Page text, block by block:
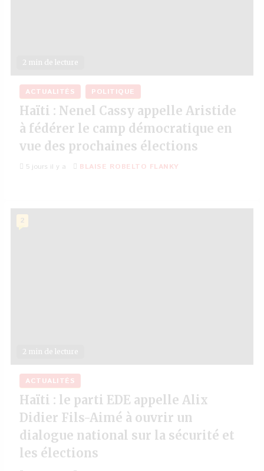
2 min de lecture
ACTUALITÉS POLITIQUE
Haïti : Nenel Cassy appelle Aristide
à fédérer le camp démocratique en
vue des prochaines élections
5 jours il y a BLAISE ROBELTO FLANKY
2 min de lecture
2
ACTUALITÉS
Haïti : le parti EDE appelle Alix
Didier Fils-Aimé à ouvrir un
dialogue national sur la sécurité et
les élections